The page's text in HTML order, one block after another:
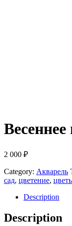
Весеннее
2 000 ₽
Category: Акварель
сад, цветение,
Description
Description